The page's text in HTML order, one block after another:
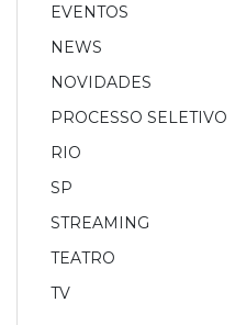
EVENTOS
NEWS
NOVIDADES
PROCESSO SELETIVO
RIO
SP
STREAMING
TEATRO
TV